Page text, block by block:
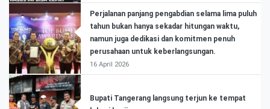
Perjalanan panjang pengabdian selama lima puluh
tahun bukan hanya sekadar hitungan waktu,
namun juga dedikasi dan komitmen penuh
perusahaan untuk keberlangsungan.
16 April 2026
Bupati Tangerang langsung terjun ke tempat